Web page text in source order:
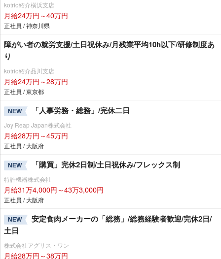
kotrio紹介横浜支店
月給24万円～40万円
正社員 / 神奈川県
障がい者の就労支援/土日祝休み/月残業平均10h以下/研修制度あ
り
kotrio紹介品川支店
月給24万円～28万円
正社員 / 東京都
NEW 「人事労務・総務」/完休二日
Joy Reap Japan株式会社
月給28万円～45万円
正社員 / 大阪府
NEW 「購買」完休2日制/土日祝休み/フレックス制
特許機器株式会社
月給31万4,000円～43万3,000円
正社員 / 大阪府
NEW
安定食肉メーカーの「総務」/総務経験者歓迎/完休2日/
土日
株式会社アグリス・ワン
月給28万円～38万円